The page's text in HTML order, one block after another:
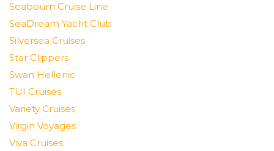
Seabourn Cruise Line
SeaDream Yacht Club
Silversea Cruises
Star Clippers
Swan Hellenic
TUI Cruises
Variety Cruises
Virgin Voyages
Viva Cruises